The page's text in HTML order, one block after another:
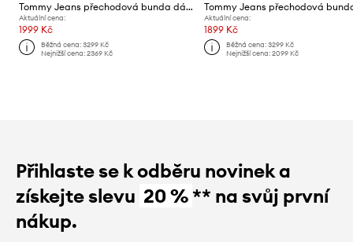
Tommy Jeans přechodová bunda dámská
Aktuální cena:
1999 Kč
Běžná cena:3299 Kč
Nejnižší cena:2369 Kč
Aktuální cena:
1899 Kč
Běžná cena: 3299 Kč
Nejnižší cena: 2099 Kč
Přihlaste se k odběru novinek a
získejte slevu 20 %** na svůj první
nákup.